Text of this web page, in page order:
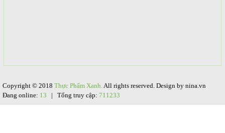
Copyright © 2018 Thực Phẩm Xanh.All rights reserved. Design by nina.vn
Đang online: 13 | Tổng truy cập: 711233